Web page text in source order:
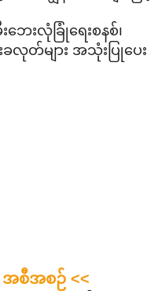
ဘေးလုံခြုံရေးစနစ်၊
ခလုတ်များ အသုံးပြုပေး
အစီအစဉ် <<